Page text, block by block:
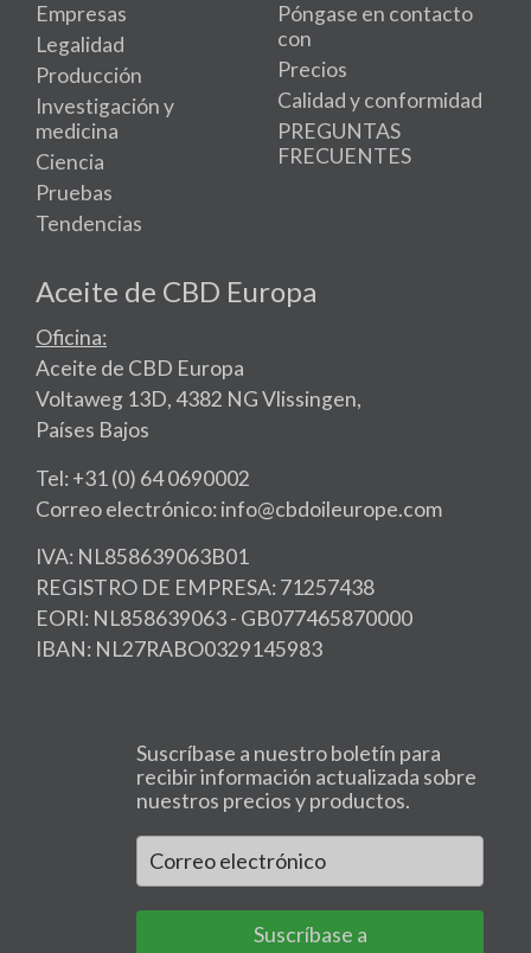
Empresas
Legalidad
Producción
Investigación y
medicina
Ciencia
Pruebas
Tendencias
Póngase en contacto
con
Precios
Calidad y conformidad
PREGUNTAS
FRECUENTES
Aceite de CBD Europa
Oficina:
Aceite de CBD Europa
Voltaweg 13D, 4382 NG Vlissingen,
Países Bajos
Tel: +31 (0) 64 0690002
Correo electrónico: info@cbdoileurope.com
IVA: NL858639063B01
REGISTRO DE EMPRESA: 71257438
EORI: NL858639063 - GB077465870000
IBAN: NL27RABO0329145983
Suscríbase a nuestro boletín para
recibir información actualizada sobre
nuestros precios y productos.
Suscríbase a